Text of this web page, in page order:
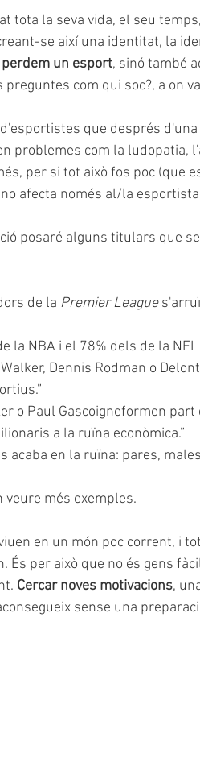
tota la seva vida, el seu
se així una identitat, la
un esport, sinó també
com qui soc?, a on
que després
problemes com la ludopatia,
per si tot això fos poc (que
afecta només al/la
posaré alguns titulars que
de la Premier League
la NBA i el 78% dels de la
Dennis Rodman o
o Paul Gascoigneformen
a la ruïna econòmica.”
acaba en la ruïna: pares,
veure més exemples.
en un món poc corrent, i
És per això que no és gens
Cercar noves motivacions,
sense una